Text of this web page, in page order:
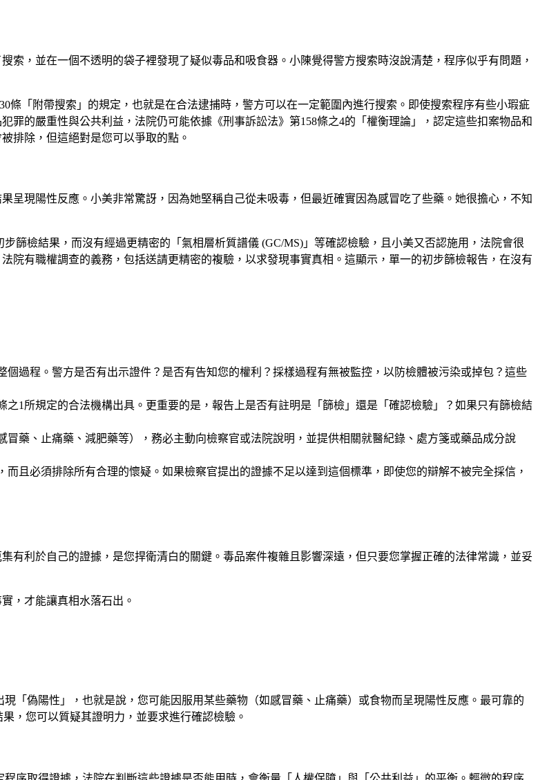
，並在一個不透明的袋子裡發現了疑似毒品和吸食器。小陳覺得警方搜索時沒說清楚，程序似乎有問題，
條「附帶搜索」的規定，也就是在合法逮捕時，警方可以在一定範圍內進行搜索。即使搜索程序有些小瑕疵
罪的嚴重性與公共利益，法院仍可能依據《刑事訴訟法》第158條之4的「權衡理論」，認定這些扣案物品和
排除，但這絕對是您可以爭取的點。
呈現陽性反應。小美非常驚訝，因為她堅稱自己從未吸毒，但最近確實因為感冒吃了些藥。她很擔心，不知
篩檢結果，而沒有經過更精密的「氣相層析質譜儀 (GC/MS)」等確認檢驗，且小美又否認施用，法院會很
院有職權調查的義務，包括送請更精密的複驗，以求發現事實真相。這顯示，單一的初步篩檢報告，在沒有
個過程。警方是否有出示證件？是否有告知您的權利？採樣過程有無被監控，以防檢體被污染或掉包？這些
之1所規定的合法機構出具。更重要的是，報告上是否有註明是「篩檢」還是「確認檢驗」？如果只有篩檢結
冒藥、止痛藥、減肥藥等），務必主動向檢察官或法院說明，並提供相關就醫紀錄、處方箋或藥品成分說
而且必須排除所有合理的懷疑。如果檢察官提出的證據不足以達到這個標準，即使您的辯解不被完全採信，
有利於自己的證據，是您捍衛清白的關鍵。毒品案件複雜且影響深遠，但只要您掌握正確的法律常識，並妥
，才能讓真相水落石出。
「偽陽性」，也就是說，您可能因服用某些藥物（如感冒藥、止痛藥）或食物而呈現陽性反應。最可靠的
，您可以質疑其證明力，並要求進行確認檢驗。